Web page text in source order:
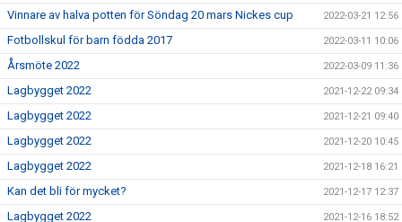
Vinnare av halva potten för Söndag 20 mars Nickes cup 2022-03-21 12:56
Fotbollskul för barn födda 2017 2022-03-11 10:06
Årsmöte 2022 2022-03-09 11:36
Lagbygget 2022 2021-12-22 09:34
Lagbygget 2022 2021-12-21 09:40
Lagbygget 2022 2021-12-20 10:45
Lagbygget 2022 2021-12-18 16:21
Kan det bli för mycket? 2021-12-17 12:37
Lagbygget 2022 2021-12-16 18:52